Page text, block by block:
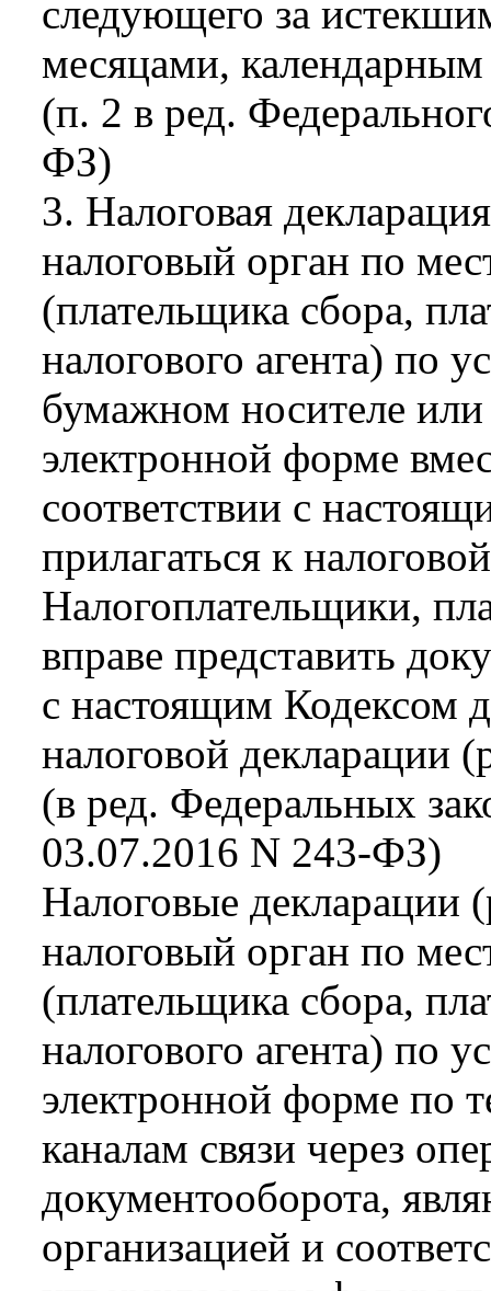
следующего за
месяцами,
(п. 2 в ред.
ФЗ)
3. Налоговая
налоговый орган по
(плательщика сбора,
налогового агента) по
бумажном носителе
электронной форме
соответствии с
прилагаться к
Налогоплательщики,
вправе представить
с настоящим Кодексом
налоговой декларации
(в ред. Федеральных
03.07.2016 N 243-ФЗ)
Налоговые декларации
налоговый орган по
(плательщика сбора,
налогового агента) по
электронной форме по
каналам связи через
документооборота,
организацией и